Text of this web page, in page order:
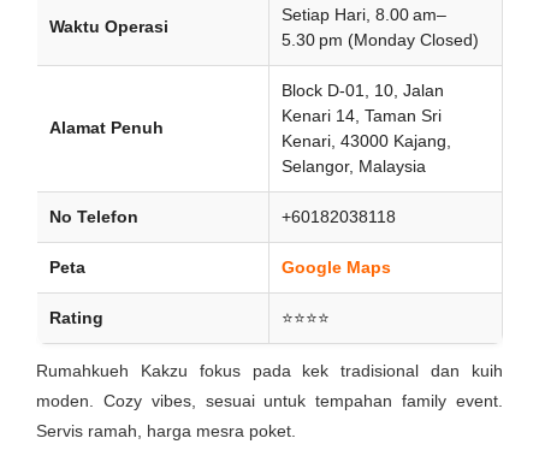
Waktu Operasi
Setiap Hari, 8.00 am–
5.30 pm (Monday Closed)
Alamat Penuh
Block D-01, 10, Jalan
Kenari 14, Taman Sri
Kenari, 43000 Kajang,
Selangor, Malaysia
No Telefon +60182038118
Peta Google Maps
Rating ⭐⭐⭐⭐
Rumahkueh Kakzu fokus pada kek tradisional dan kuih
moden. Cozy vibes, sesuai untuk tempahan family event.
Servis ramah, harga mesra poket.